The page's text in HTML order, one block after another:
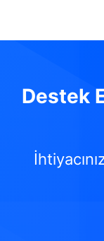
Destek